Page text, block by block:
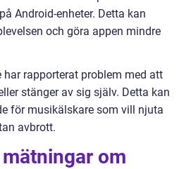
Android-enheter. Detta kan
och göra appen mindre
rapporterat problem med att
stänger av sig själv. Detta kan
för musikälskare som vill njuta
avbrott.
om